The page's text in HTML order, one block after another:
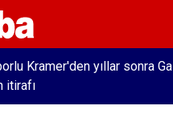
Kramer'den yıllar sonra
itirafı